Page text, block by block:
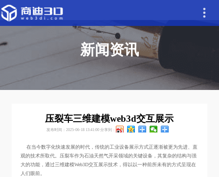
新闻资讯
压裂车三维建模web3d交互展示
发布时间：2025-06-18 13:41:00分享到：
在当今数字化快速发展的时代，传统的工业设备展示方式正逐渐被更为先进、直
观的技术所取代。压裂车作为石油天然气开采领域的关键设备，其复杂的结构与强
大的功能，通过三维建模Web3D交互展示技术，得以以一种前所未有的方式呈现在
人们眼前。